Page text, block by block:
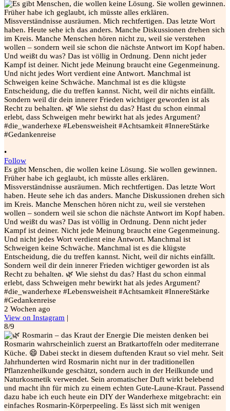
•
Follow
Es gibt Menschen, die wollen keine Lösung. Sie wollen gewinnen.
Früher habe ich geglaubt, ich müsste alles erklären.
Missverständnisse ausräumen. Mich rechtfertigen. Das letzte Wort
haben. Heute sehe ich das anders. Manche Diskussionen drehen sich
im Kreis. Manche Menschen hören nicht zu, weil sie verstehen
wollen – sondern weil sie schon die nächste Antwort im Kopf haben.
Und weißt du was? Das ist völlig in Ordnung. Denn nicht jeder
Kampf ist deiner. Nicht jede Meinung braucht eine Gegenmeinung.
Und nicht jedes Wort verdient eine Antwort. Manchmal ist
Schweigen keine Schwäche. Manchmal ist es die klügste
Entscheidung, die du treffen kannst. Nicht, weil dir nichts einfällt.
Sondern weil dir dein innerer Frieden wichtiger geworden ist als
Recht zu behalten. 🌿 Wie siehst du das? Hast du schon einmal
erlebt, dass Schweigen mehr bewirkt hat als jedes Argument?
#die_wanderhexe #Lebensweisheit #Achtsamkeit #InnereStärke
#Gedankenreise
2 Wochen ago
View on Instagram |
8/9